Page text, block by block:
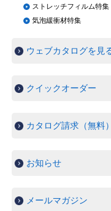
ストレッチフィルム特集
気泡緩衝材特集
ウェブカタログを見
クイックオーダー
カタログ請求（無料
お知らせ
メールマガジン